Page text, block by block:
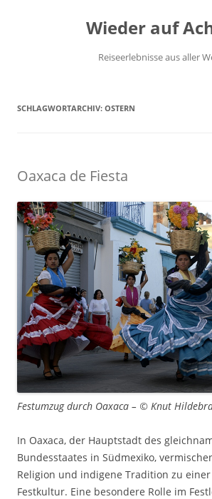
Wieder auf
Reiseerlebnisse aus aller
SCHLAGWORTARCHIV: OSTERN
Oaxaca de Fiesta
Festumzug durch Oaxaca – © Knut
In Oaxaca, der Hauptstadt des
Bundesstaates in Südmexiko,
Religion und indigene Tradition zu
Festkultur. Eine besondere Rolle im